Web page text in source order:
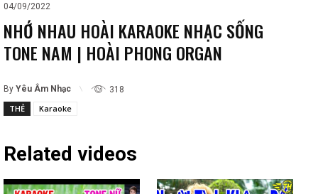
04/09/2022
NHỚ NHAU HOÀI KARAOKE NHẠC SỐNG
TONE NAM | HOÀI PHONG ORGAN
By Yêu Âm Nhạc 318
THẺ Karaoke
Related videos